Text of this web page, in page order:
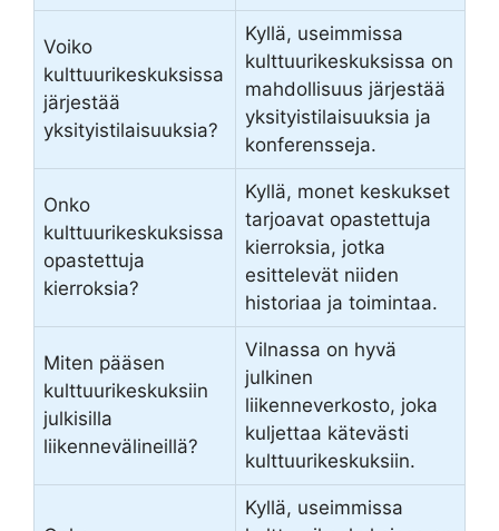
Voiko
kulttuurikeskuksissa
järjestää
yksityistilaisuuksia?
Kyllä, useimmissa
kulttuurikeskuksissa on
mahdollisuus järjestää
yksityistilaisuuksia ja
konferensseja.
Onko
kulttuurikeskuksissa
opastettuja
kierroksia?
Kyllä, monet keskukset
tarjoavat opastettuja
kierroksia, jotka
esittelevät niiden
historiaa ja toimintaa.
Miten pääsen
kulttuurikeskuksiin
julkisilla
liikennevälineillä?
Vilnassa on hyvä
julkinen
liikenneverkosto, joka
kuljettaa kätevästi
kulttuurikeskuksiin.
Kyllä, useimmissa